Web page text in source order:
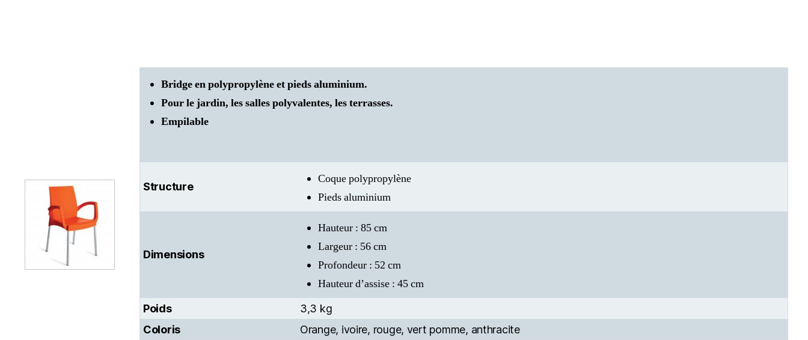
Bridge en polypropylène et pieds aluminium.
Pour le jardin, les salles polyvalentes, les terrasses.
Empilable
Structure
Coque polypropylène
Pieds aluminium
Dimensions
Hauteur : 85 cm
Largeur : 56 cm
Profondeur : 52 cm
Hauteur d’assise : 45 cm
Poids
3,3 kg
Coloris
Orange, ivoire, rouge, vert pomme, anthracite